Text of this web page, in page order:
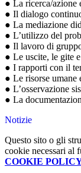
● La ricerca/azione
● Il dialogo
● La mediazione
● L’utilizzo del
● Il lavoro di
● Le uscite, le gite
● I rapporti con il
● Le risorse umane
● L’osservazione
● La
Notizie
Questo sito o gli
cookie necessari al
COOKIE